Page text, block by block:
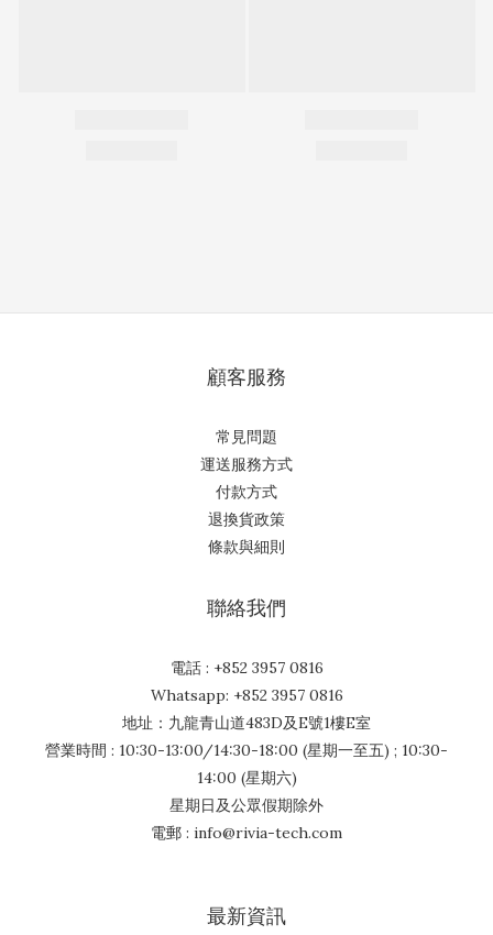
顧客服務
常見問題
運送服務方式
付款方式
退換貨政策
條款與細則
聯絡我們
電話 : +852 3957 0816
Whatsapp: +852 3957 0816
地址：九龍青山道483D及E號1樓E室
營業時間 : 10:30-13:00/14:30-18:00 (星期一至五) ; 10:30-
14:00 (星期六)
星期日及公眾假期除外
電郵 : info@rivia-tech.com
最新資訊